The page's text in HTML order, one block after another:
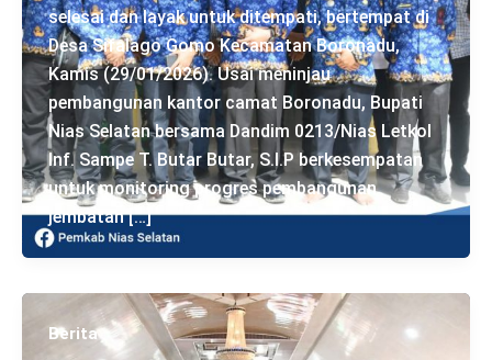
selesai dan layak untuk ditempati, bertempat di
Desa Sifalago Gomo Kecamatan Boronadu,
Kamis (29/01/2026). Usai meninjau
pembangunan kantor camat Boronadu, Bupati
Nias Selatan bersama Dandim 0213/Nias Letkol
Inf. Sampe T. Butar Butar, S.I.P berkesempatan
untuk monitoring progres pembangunan
jembatan […]
Berita